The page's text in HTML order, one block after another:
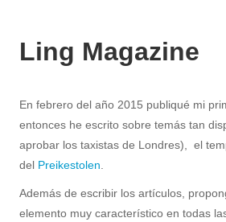
Ling Magazine
En febrero del año 2015 publiqué mi
entonces he escrito sobre temás tan
aprobar los taxistas de Londres), el
del Preikestolen
Además de escribir los artículos,
elemento muy característico en todas